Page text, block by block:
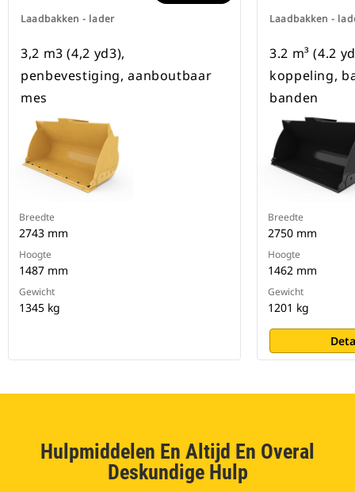
Laadbakken - lader
3,2 m3 (4,2 yd3),
penbevestiging, aanboutbaar
mes
Breedte
2743 mm
Hoogte
1487 mm
Gewicht
1345 kg
Laadbakken -
3.2 m³ (4.2
koppeling,
banden
Breedte
2750 mm
Hoogte
1462 mm
Gewicht
1201 kg
Hulpmiddelen En Altijd En Overal
Deskundige Hulp